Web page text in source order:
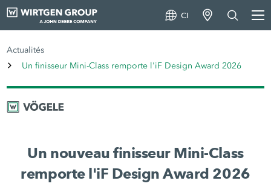
CI
Actualités
Un finisseur Mini-Class remporte l'iF Design Award 2026
Un nouveau finisseur Mini-Class
remporte l'iF Design Award 2026